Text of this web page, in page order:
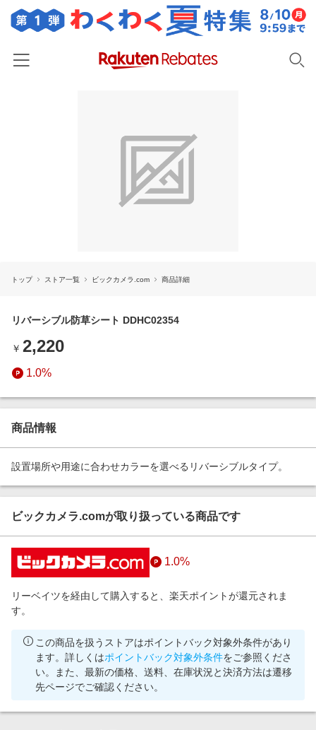
ファッション・インナー・小物
キッズ・ベビー用品
エンタメ
スポーツ・アウトドア・ゴルフ
インテリア・寝具
ペット・花・DIY・車
金融・マネー・保険
デジタルコンテンツ
ビジネス・その他サービス
電子書籍特集
旅行特集
お中元特集2026
わくわく夏特集
とことん買い物チャレンジ
Apple公式サイト×楽天カード分割払い
Qoo10メガポ
トップ ストア一覧 ビックカメラ.com 商品詳細
リバーシブル防草シート DDHC02354
￥ 2,220
1.0%
商品情報
設置場所や用途に合わせカラーを選べるリバーシブルタイプ。
ビックカメラ.comが取り扱っている商品です
1.0%
リーベイツを経由して購入すると、楽天ポイントが還元されま
す。
この商品を扱うストアはポイントバック対象外条件があり
ます。詳しくはポイントバック対象外条件をご参照くださ
い。また、最新の価格、送料、在庫状況と決済方法は遷移
先ページでご確認ください。